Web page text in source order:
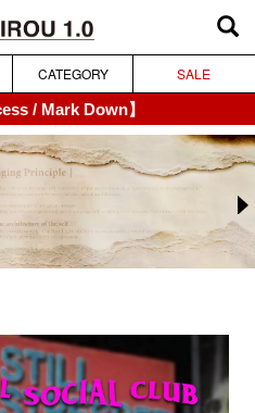
CATEGORY
SALE
/ Mark Down】